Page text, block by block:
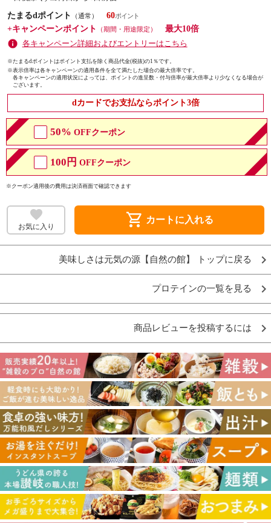
たまるdポイント
（通常）
60
+キャンペーンポイント
（期間・用途限定）
最大10倍
各キャンペーン詳細およびエントリーはこちら
※たまるdポイントはポイント支払を除く商品代金(税抜)の1％です。
※表示倍率は各キャンペーンの適用条件を全て満たした場合の最大倍率です。
各キャンペーンの適用状況によっては、ポイントの進呈数・付与倍率が最大倍率より少なくなる場合が
ございます。
dカードでお支払ならポイント3倍
50% OFFクーポン
100円 OFFクーポン
※クーポン適用後の費用は決済画面で確認できます
お気に入り shopping_cart カートに入れる
美味しさは元気の源【自然の館】 トップに戻る
プロテインの一覧を見る
商品レビューを投稿するには